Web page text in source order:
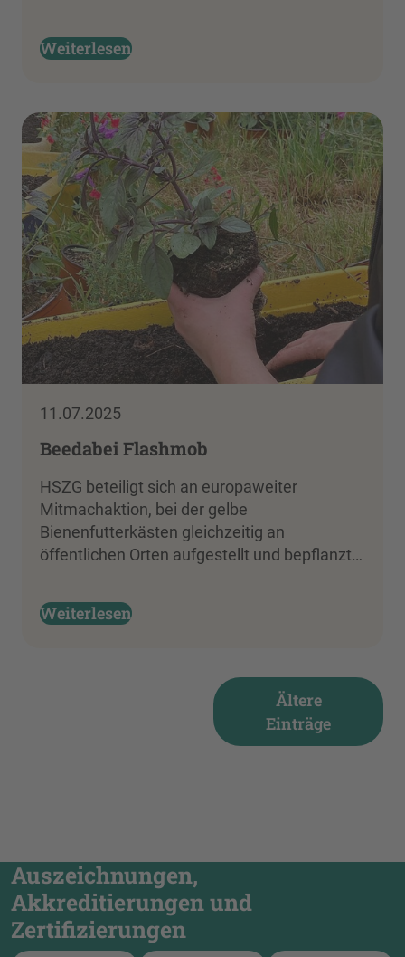
Weiterlesen
11.07.2025
Beedabei Flashmob
HSZG beteiligt sich an europaweiter
Mitmachaktion, bei der gelbe
Bienenfutterkästen gleichzeitig an
öffentlichen Orten aufgestellt und bepflanzt…
Weiterlesen
Ältere
Einträge
Auszeichnungen,
Akkreditierungen und
Zertifizierungen